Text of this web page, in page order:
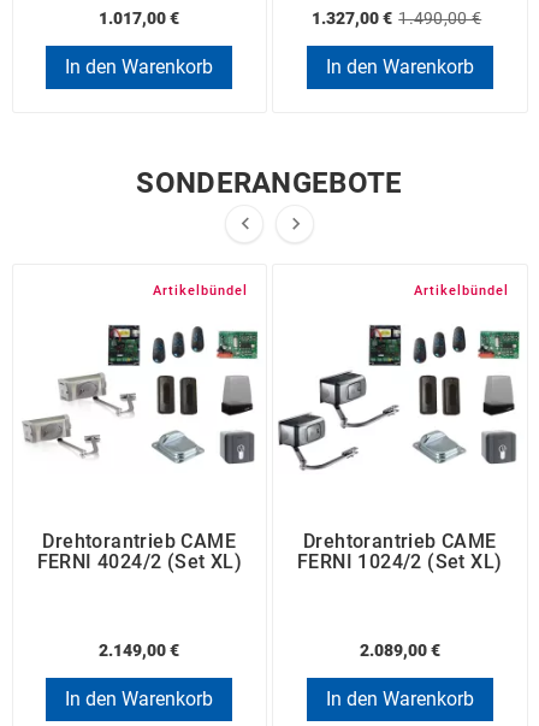
1.017,00 €
In den Warenkorb
1.327,00 € 1.490,00 €
In den Warenkorb
SONDERANGEBOTE
 
Artikelbündel
Drehtorantrieb CAME
FERNI 4024/2 (Set XL)
2.149,00 €
In den Warenkorb
Artikelbündel
Drehtorantrieb CAME
FERNI 1024/2 (Set XL)
2.089,00 €
In den Warenkorb